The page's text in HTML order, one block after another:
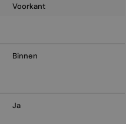
Voorkant
Binnen
Ja